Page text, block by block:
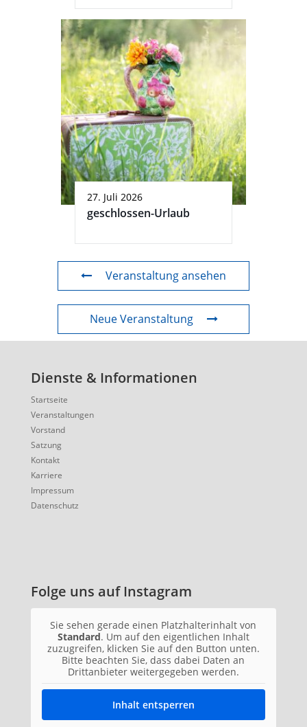
27. Juli 2026
geschlossen-Urlaub
Veranstaltung ansehen
Neue Veranstaltung
Dienste & Informationen
Startseite
Veranstaltungen
Vorstand
Satzung
Kontakt
Karriere
Impressum
Datenschutz
Folge uns auf Instagram
Sie sehen gerade einen Platzhalterinhalt von
Standard. Um auf den eigentlichen Inhalt
zuzugreifen, klicken Sie auf den Button unten.
Bitte beachten Sie, dass dabei Daten an
Drittanbieter weitergegeben werden.
Inhalt entsperren